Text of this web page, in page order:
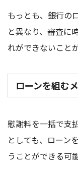
もっとも、銀行の
と異なり、審査に
れができないこと
ローンを組む
慰謝料を一括で支
としても、ローン
うことができる可